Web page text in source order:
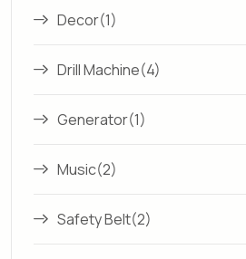
Decor(1)
Drill Machine(4)
Generator(1)
Music(2)
Safety Belt(2)